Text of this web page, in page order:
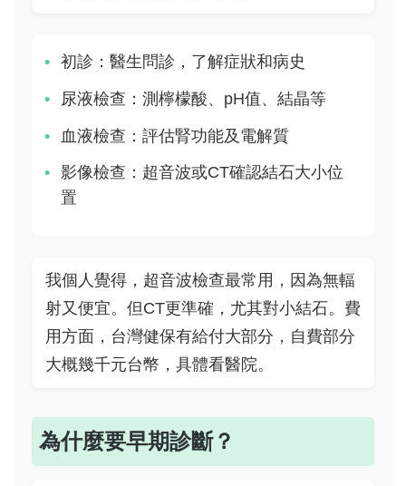
初診：醫生問診，了解症狀和病史
尿液檢查：測檸檬酸、pH值、結晶等
血液檢查：評估腎功能及電解質
影像檢查：超音波或CT確認結石大小位
置
我個人覺得，超音波檢查最常用，因為無輻
射又便宜。但CT更準確，尤其對小結石。費
用方面，台灣健保有給付大部分，自費部分
大概幾千元台幣，具體看醫院。
為什麼要早期診斷？